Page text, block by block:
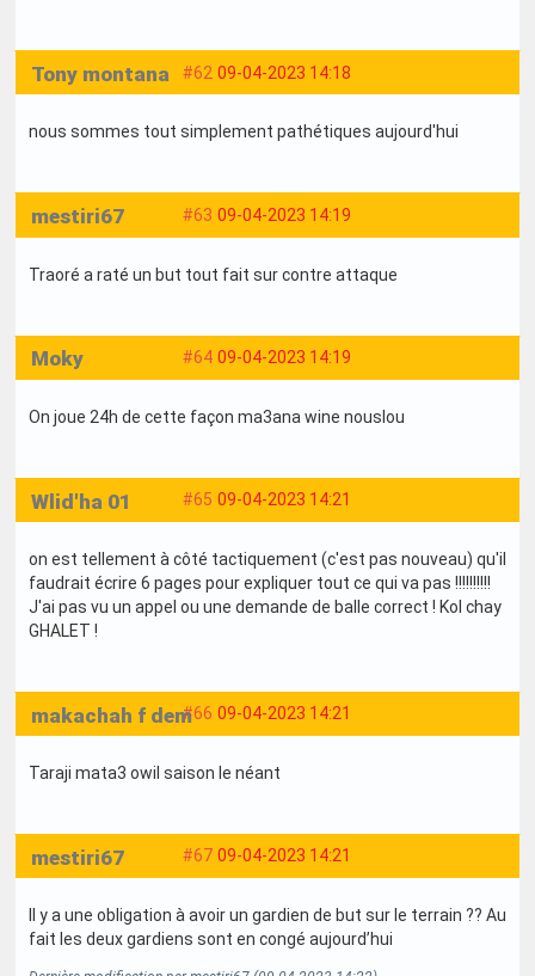
#62 09-04-2023 14:18
Tony montana
nous sommes tout simplement pathétiques aujourd'hui
#63 09-04-2023 14:19
mestiri67
Traoré a raté un but tout fait sur contre attaque
#64 09-04-2023 14:19
Moky
On joue 24h de cette façon ma3ana wine nouslou
#65 09-04-2023 14:21
Wlid'ha 01
on est tellement à côté tactiquement (c'est pas nouveau) qu'il
faudrait écrire 6 pages pour expliquer tout ce qui va pas !!!!!!!!!!
J'ai pas vu un appel ou une demande de balle correct ! Kol chay
GHALET !
#66 09-04-2023 14:21
makachah f dem
Taraji mata3 owil saison le néant
#67 09-04-2023 14:21
mestiri67
Il y a une obligation à avoir un gardien de but sur le terrain ?? Au
fait les deux gardiens sont en congé aujourd’hui